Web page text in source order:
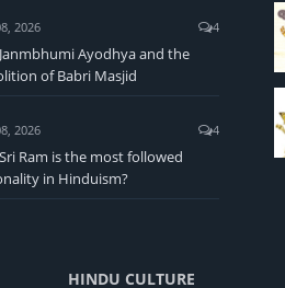
2026 4
Ayodhya and the
of Babri Masjid
2026 4
Ram is the most followed
in Hinduism?
HINDU CULTURE